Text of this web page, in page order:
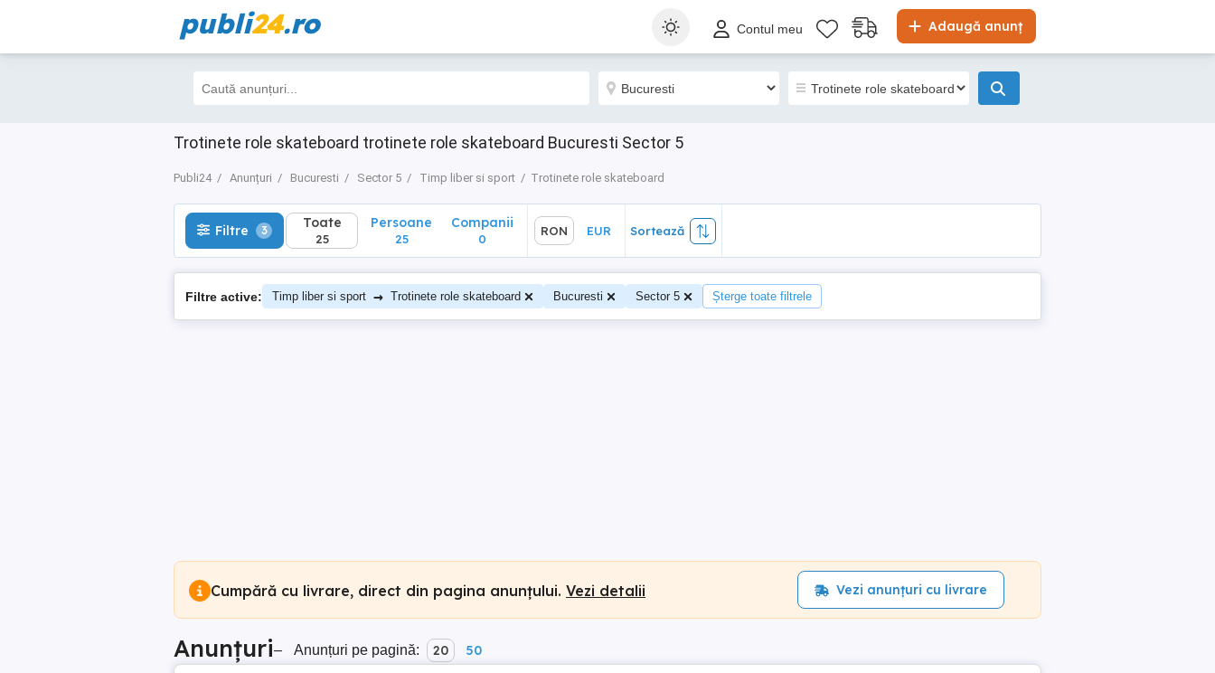
publi24.ro Adaugă anunț
Contul meu
Trotinete role skateboard trotinete role skateboard Bucuresti Sector 5
Publi24 Anunțuri Bucuresti Sector 5 Timp liber si sport Trotinete role skateboard
Filtre 3 Toate
25
Sortează
Filtre 3 Toate
25
Persoane
25
Companii
0
RON EUR Sortează
Filtre active: Timp liber si sport → Trotinete role skateboard Bucuresti Sector 5 Șterge toate filtrele
Cumpără cu livrare, direct din pagina anunțului. Vezi detalii Vezi anunțuri cu livrare
Anunțuri– Anunțuri pe pagină: 20 50